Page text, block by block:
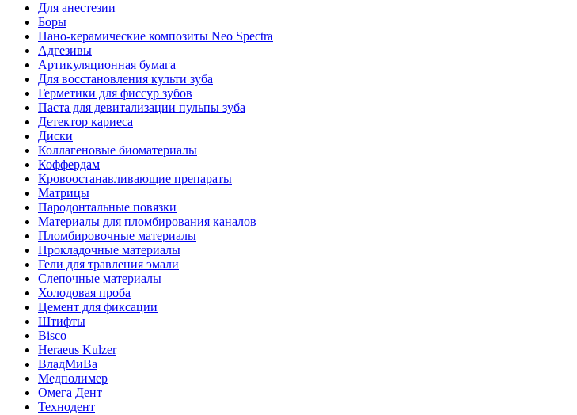
Для анестезии
Боры
Нано-керамические композиты Neo Spectra
Адгезивы
Артикуляционная бумага
Для восстановления культи зуба
Герметики для фиссур зубов
Паста для девитализации пульпы зуба
Детектор кариеса
Диски
Коллагеновые биоматериалы
Коффердам
Кровоостанавливающие препараты
Матрицы
Пародонтальные повязки
Материалы для пломбирования каналов
Пломбировочные материалы
Прокладочные материалы
Гели для травления эмали
Слепочные материалы
Холодовая проба
Цемент для фиксации
Штифты
Bisco
Heraeus Kulzer
ВладМиВа
Медполимер
Омега Дент
Технодент